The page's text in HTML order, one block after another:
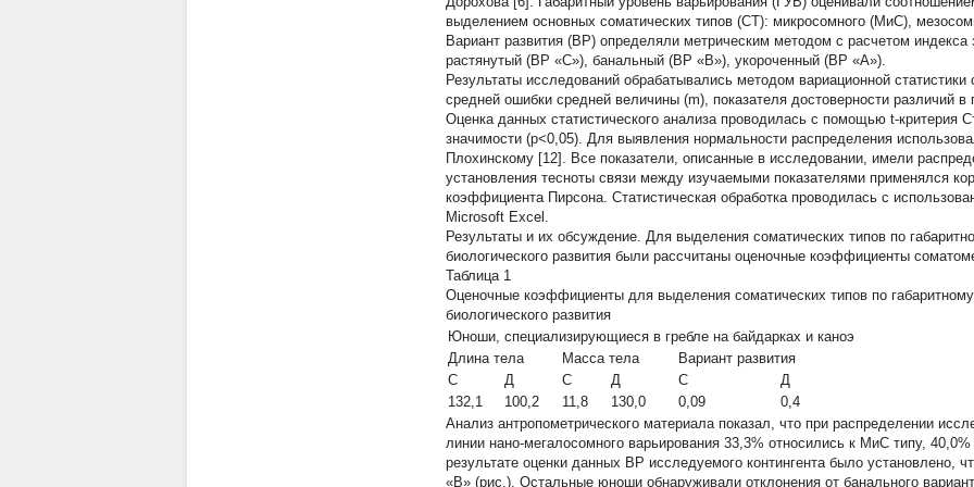
выделением основных соматических типов (СТ): микросомного (МиС),
Вариант развития (ВР) определяли метрическим методом с расчетом
растянутый (ВР «С»), банальный (ВР «В»), укороченный (ВР «А»).
Результаты исследований обрабатывались методом вариационной
средней ошибки средней величины (m), показателя достоверности различий в
Оценка данных статистического анализа проводилась с помощью t-критерия
значимости (р<0,05). Для выявления нормальности распределения
Плохинскому [12]. Все показатели, описанные в исследовании, имели
установления тесноты связи между изучаемыми показателями применялся
коэффициента Пирсона. Статистическая обработка проводилась с
Microsoft Excel.
Результаты и их обсуждение. Для выделения соматических типов по
биологического развития были рассчитаны оценочные коэффициенты
Таблица 1
Оценочные коэффициенты для выделения соматических типов по
биологического развития
Юноши, специализирующиеся в гребле на байдарках и каноэ
Длина тела
Масса тела
Вариант развития
С
Д С Д С
Д
132,1
100,2 11,8 130,0 0,09
0,4
Анализ антропометрического материала показал, что при распределении
линии нано-мегалосомного варьирования 33,3% относились к МиС типу,
результате оценки данных ВР исследуемого контингента было установлено,
«В» (рис.). Остальные юноши обнаруживали отклонения от банального